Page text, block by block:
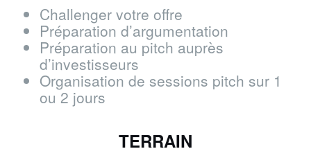
Challenger votre offre
Préparation d’argumentation
Préparation au pitch auprès
d’investisseurs
Organisation de sessions pitch sur 1
ou 2 jours
TERRAIN